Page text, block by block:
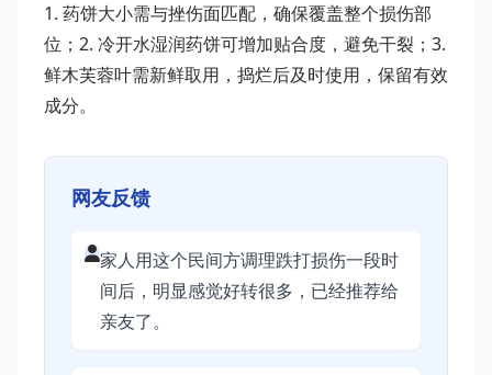
1. 药饼大小需与挫伤面匹配，确保覆盖整个损伤部
位；2. 冷开水湿润药饼可增加贴合度，避免干裂；3.
鲜木芙蓉叶需新鲜取用，捣烂后及时使用，保留有效
成分。
网友反馈
家人用这个民间方调理跌打损伤一段时
间后，明显感觉好转很多，已经推荐给
亲友了。